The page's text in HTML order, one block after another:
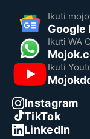
Ikuti
Google
Ikuti WA
Ikuti
Instagram
TikTok
LinkedIn